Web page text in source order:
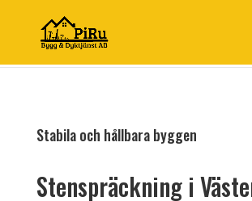
Stabila och hållbara byggen
Stenspräckning i